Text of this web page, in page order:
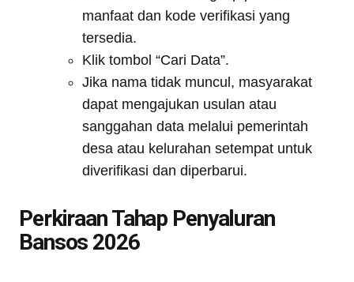
manfaat dan kode verifikasi yang
tersedia.
Klik tombol “Cari Data”.
Jika nama tidak muncul, masyarakat
dapat mengajukan usulan atau
sanggahan data melalui pemerintah
desa atau kelurahan setempat untuk
diverifikasi dan diperbarui.
Perkiraan Tahap Penyaluran
Bansos 2026